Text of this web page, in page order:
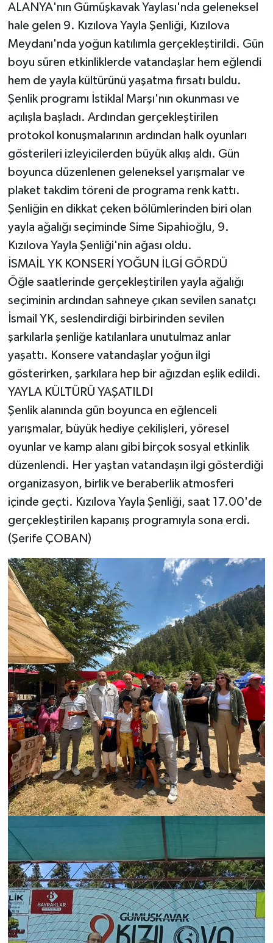
ALANYA'nın Gümüşkavak Yaylası'nda geleneksel
hale gelen 9. Kızılova Yayla Şenliği, Kızılova
Meydanı'nda yoğun katılımla gerçekleştirildi. Gün
boyu süren etkinliklerde vatandaşlar hem eğlendi
hem de yayla kültürünü yaşatma fırsatı buldu.
Şenlik programı İstiklal Marşı'nın okunması ve
açılışla başladı. Ardından gerçekleştirilen
protokol konuşmalarının ardından halk oyunları
gösterileri izleyicilerden büyük alkış aldı. Gün
boyunca düzenlenen geleneksel yarışmalar ve
plaket takdim töreni de programa renk kattı.
Şenliğin en dikkat çeken bölümlerinden biri olan
yayla ağalığı seçiminde Sime Sipahioğlu, 9.
Kızılova Yayla Şenliği'nin ağası oldu.
İSMAİL YK KONSERİ YOĞUN İLGİ GÖRDÜ
Öğle saatlerinde gerçekleştirilen yayla ağalığı
seçiminin ardından sahneye çıkan sevilen sanatçı
İsmail YK, seslendirdiği birbirinden sevilen
şarkılarla şenliğe katılanlara unutulmaz anlar
yaşattı. Konsere vatandaşlar yoğun ilgi
gösterirken, şarkılara hep bir ağızdan eşlik edildi.
YAYLA KÜLTÜRÜ YAŞATILDI
Şenlik alanında gün boyunca en eğlenceli
yarışmalar, büyük hediye çekilişleri, yöresel
oyunlar ve kamp alanı gibi birçok sosyal etkinlik
düzenlendi. Her yaştan vatandaşın ilgi gösterdiği
organizasyon, birlik ve beraberlik atmosferi
içinde geçti. Kızılova Yayla Şenliği, saat 17.00'de
gerçekleştirilen kapanış programıyla sona erdi.
(Şerife ÇOBAN)